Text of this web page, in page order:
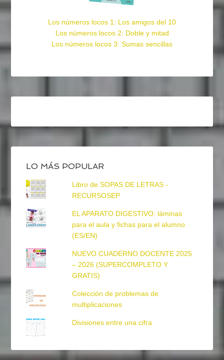
Los números locos 1: Los amigos del 10
Los números locos 2: Doble y mitad
Los números locos 3: Sumas sencillas
LO MÁS POPULAR
Libro de SOPAS DE LETRAS -
RECURSOSEP
EL APARATO DIGESTIVO: láminas
para el aula y fichas para el alumno
(ES/EN)
NUEVO CUADERNO DOCENTE 2025
– 2026 (SUPERCOMPLETO Y
GRATIS)
Colección de problemas de
multiplicaciones
Divisiones entre una cifra